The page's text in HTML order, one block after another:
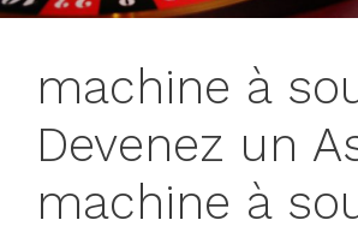
machine à
Devenez un
machine à